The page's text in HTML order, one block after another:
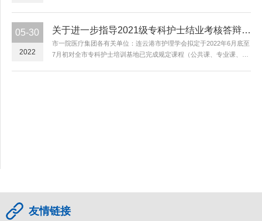
05-30
2022
关于进一步指导2021级专科护士结业考核答辩的通知
市一院医疗集团各有关单位：连云港市护理学会拟定于2022年6月底至
7月初对全市专科护士培训基地已完成规定课程（公共课、专业课、临
友情链接